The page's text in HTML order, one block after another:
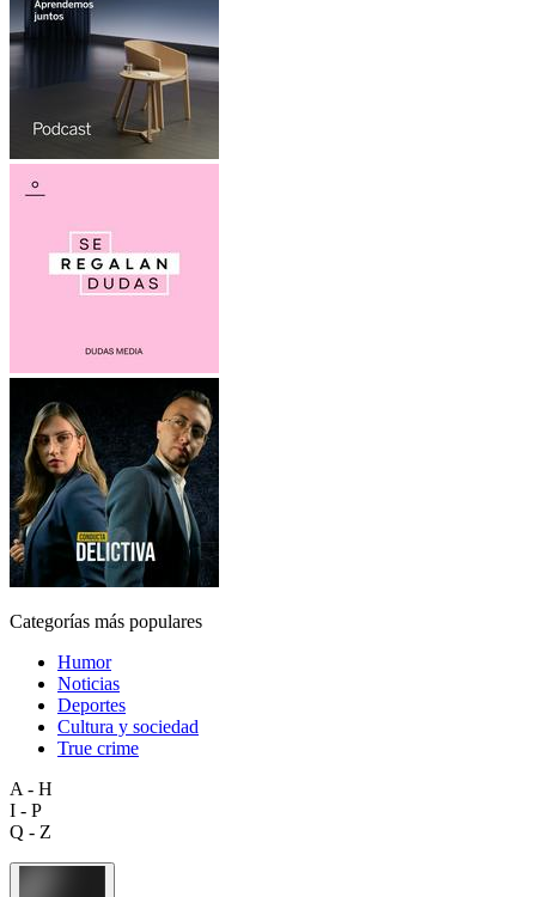
Categorías más populares
Humor
Noticias
Deportes
Cultura y sociedad
True crime
A - H
I - P
Q - Z